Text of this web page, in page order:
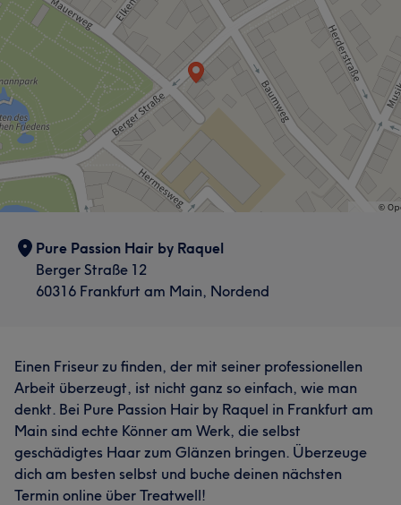
Pure Passion Hair by Raquel
Berger Straße 12
60316 Frankfurt am Main, Nordend
Einen Friseur zu finden, der mit seiner professionellen
Arbeit überzeugt, ist nicht ganz so einfach, wie man
denkt. Bei Pure Passion Hair by Raquel in Frankfurt am
Main sind echte Könner am Werk, die selbst
geschädigtes Haar zum Glänzen bringen. Überzeuge
dich am besten selbst und buche deinen nächsten
Termin online über Treatwell!